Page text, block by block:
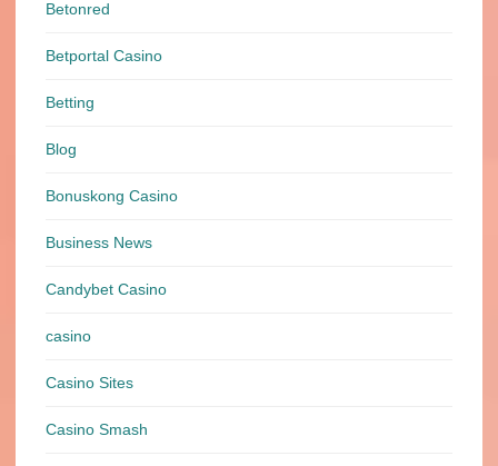
Betonred
Betportal Casino
Betting
Blog
Bonuskong Casino
Business News
Candybet Casino
casino
Casino Sites
Casino Smash